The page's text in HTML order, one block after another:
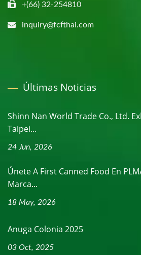
+(66) 32-254810
inquiry@fcfthai.com
Últimas Noticias
Shinn Nan World Trade Co., Ltd.
Taipei...
24 Jun, 2026
Únete A First Canned Food En
Marca...
18 May, 2026
Anuga Colonia 2025
03 Oct, 2025